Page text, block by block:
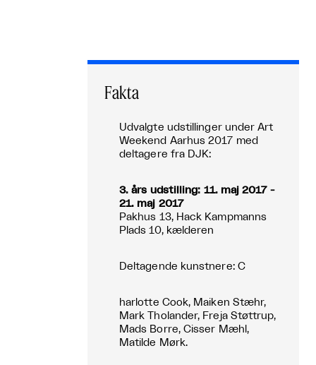
Fakta
Udvalgte udstillinger under Art
Weekend Aarhus 2017 med
deltagere fra DJK:
3. års udstilling: 11. maj 2017 -
21. maj 2017
Pakhus 13, Hack Kampmanns
Plads 10, kælderen
Deltagende kunstnere: C
harlotte Cook, Maiken Stæhr,
Mark Tholander, Freja Støttrup,
Mads Borre, Cisser Mæhl,
Matilde Mørk.